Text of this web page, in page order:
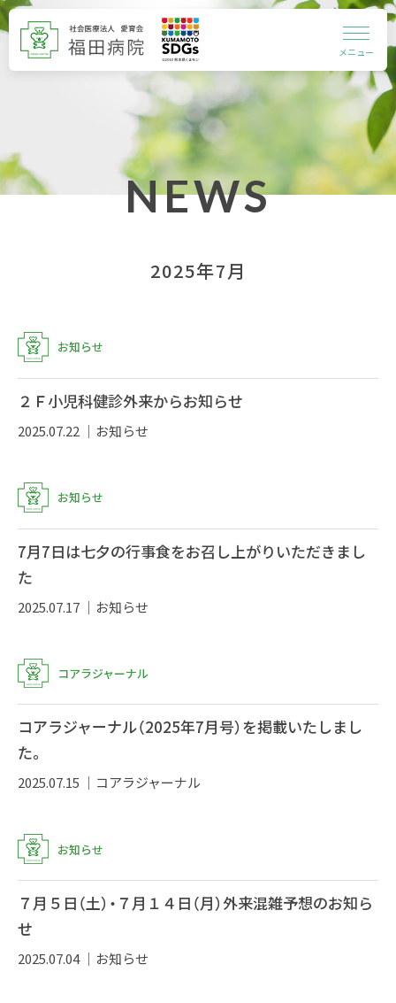
メニュー
NEWS
2025年7月
お知らせ
２Ｆ小児科健診外来からお知らせ
2025.07.22 ｜ お知らせ
お知らせ
7月7日は七夕の行事食をお召し上がりいただきまし
た
2025.07.17 ｜ お知らせ
コアラジャーナル
コアラジャーナル（2025年7月号）を掲載いたしまし
た。
2025.07.15 ｜ コアラジャーナル
お知らせ
７月５日（土）・７月１４日（月）外来混雑予想のお知ら
せ
2025.07.04 ｜ お知らせ